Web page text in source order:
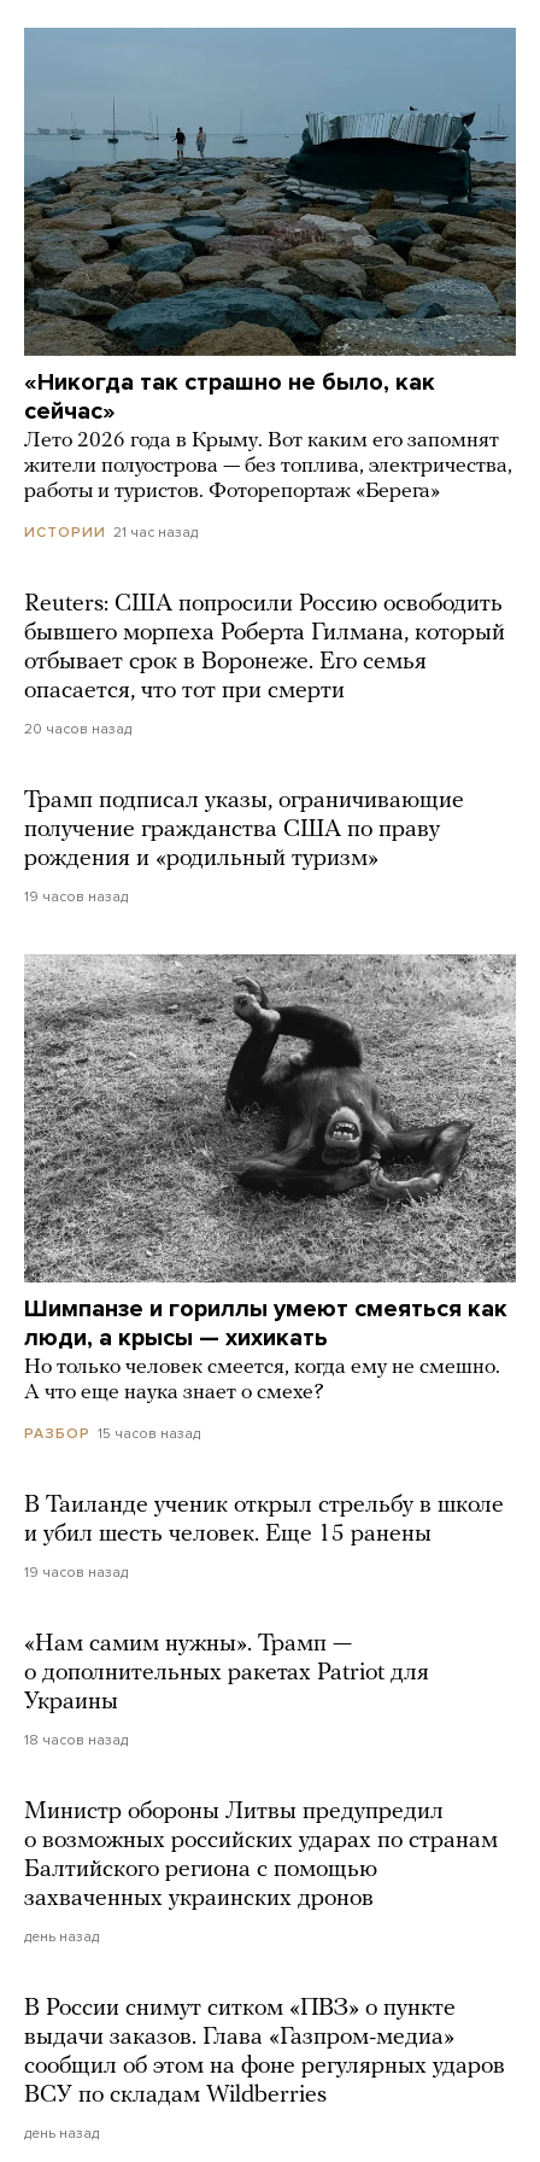
«Никогда так страшно не было, как
сейчас»
Лето 2026 года в Крыму. Вот каким его запомнят
жители полуострова — без топлива, электричества,
работы и туристов. Фоторепортаж «Берега»
ИСТОРИИ 21 час назад
Reuters: США попросили Россию освободить
бывшего морпеха Роберта Гилмана, который
отбывает срок в Воронеже. Его семья
опасается, что тот при смерти
20 часов назад
Трамп подписал указы, ограничивающие
получение гражданства США по праву
рождения и «родильный туризм»
19 часов назад
Шимпанзе и гориллы умеют смеяться как
люди, а крысы — хихикать
Но только человек смеется, когда ему не смешно.
А что еще наука знает о смехе?
РАЗБОР 15 часов назад
В Таиланде ученик открыл стрельбу в школе
и убил шесть человек. Еще 15 ранены
19 часов назад
«Нам самим нужны». Трамп —
о дополнительных ракетах Patriot для
Украины
18 часов назад
Министр обороны Литвы предупредил
о возможных российских ударах по странам
Балтийского региона с помощью
захваченных украинских дронов
день назад
В России снимут ситком «ПВЗ» о пункте
выдачи заказов. Глава «Газпром-медиа»
сообщил об этом на фоне регулярных ударов
ВСУ по складам Wildberries
день назад